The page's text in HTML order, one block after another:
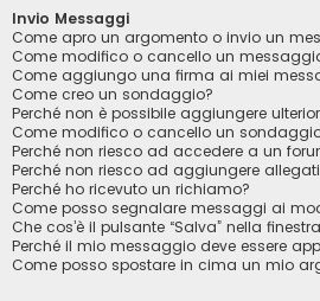
Invio Messaggi
Come apro un argomento o invio un
Come modifico o cancello un
Come aggiungo una firma ai miei
Come creo un sondaggio?
Perché non è possibile aggiungere
Come modifico o cancello un
Perché non riesco ad accedere a un
Perché non riesco ad aggiungere
Perché ho ricevuto un richiamo?
Come posso segnalare messaggi ai
Che cos’è il pulsante “Salva” nella
Perché il mio messaggio deve essere
Come posso spostare in cima un mio